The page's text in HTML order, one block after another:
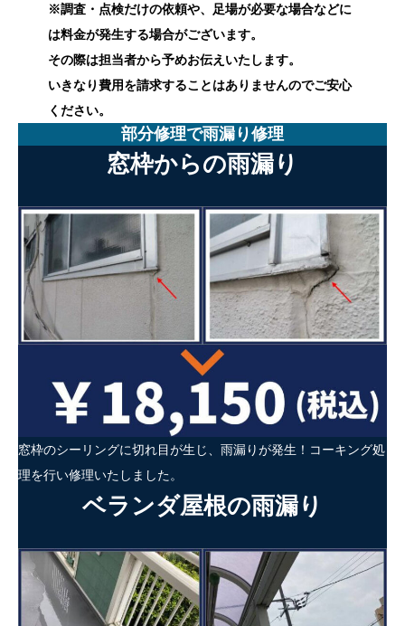
※調査・点検だけの依頼や、足場が必要な場合などに
は料金が発生する場合がございます。
その際は担当者から予めお伝えいたします。
いきなり費用を請求することはありませんのでご安心
ください。
部分修理で雨漏り修理
窓枠からの雨漏り
窓枠のシーリングに切れ目が生じ、雨漏りが発生！コーキング処
理を行い修理いたしました。
ベランダ屋根の雨漏り